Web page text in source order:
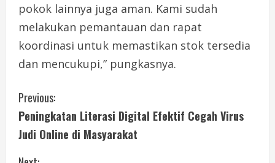
pokok lainnya juga aman. Kami sudah
melakukan pemantauan dan rapat
koordinasi untuk memastikan stok tersedia
dan mencukupi,” pungkasnya.
C
o
n
Previous:
Peningkatan Literasi Digital Efektif Cegah Virus
Judi Online di Masyarakat